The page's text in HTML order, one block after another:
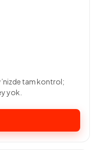
tam kontrol;
yok.